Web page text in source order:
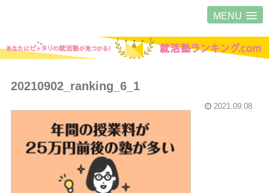
MENU
20210902_ranking_6_1
2021.09.08